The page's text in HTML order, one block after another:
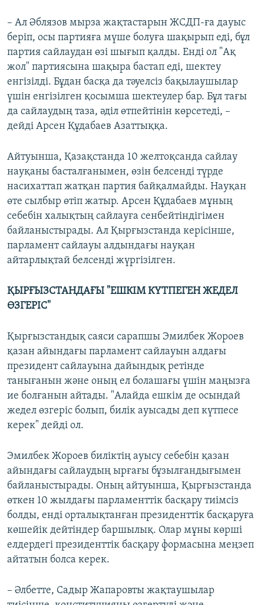
– Ал Әблязов мырза жақтастарын ЖСДП-ға дауыс
беріп, осы партияға мүше болуға шақырып еді, бұл
партия сайлаудан өзі шығып қалды. Енді ол "Ақ
жол" партиясына шақыра бастап еді, шектеу
енгізілді. Бұдан басқа да тәуелсіз бақылаушылар
үшін енгізілген қосымша шектеулер бар. Бұл тағы
да сайлаудың таза, әділ өтпейтінін көрсетеді, –
дейді Арсен Құдабаев Азаттыққа.
Айтуынша, Қазақстанда 10 желтоқсанда сайлау
науқаны басталғанымен, өзін белсенді түрде
насихаттап жатқан партия байқалмайды. Науқан
өте сылбыр өтіп жатыр. Арсен Құдабаев мұның
себебін халықтың сайлауға сенбейтіндігімен
байланыстырады. Ал Қырғызстанда керісінше,
парламент сайлауы алдындағы науқан
айтарлықтай белсенді жүргізілген.
ҚЫРҒЫЗСТАНДАҒЫ "ЕШКІМ КҮТПЕГЕН ЖЕДЕЛ
ӨЗГЕРІС"
Қырғызстандық саяси сарапшы Эмилбек Жороев
қазан айындағы парламент сайлауын алдағы
президент сайлауына дайындық ретінде
танығанын және оның ел болашағы үшін маңызға
ие болғанын айтады. "Алайда ешкім де осындай
жедел өзгеріс болып, билік ауысады деп күтпесе
керек" дейді ол.
Эмилбек Жороев биліктің ауысу себебін қазан
айындағы сайлаудың ырғағы бұзылғандығымен
байланыстырады. Оның айтуынша, Қырғызстанда
өткен 10 жылдағы парламенттік басқару тиімсіз
болды, енді орталықтанған президенттік басқаруға
көшейік дейтіндер баршылық. Олар мұны көрші
елдердегі президенттік басқару формасына меңзеп
айтатын болса керек.
– Әлбетте, Садыр Жапаровты жақтаушылар